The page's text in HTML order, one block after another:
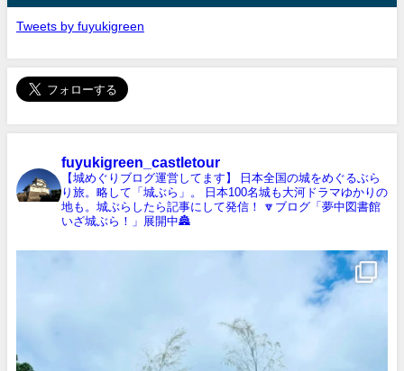
Tweets by fuyukigreen
fuyukigreen_castletour
【城めぐりブログ運営してます】
日本全国の城をめぐるぶら
り旅。略して「城ぶら」。
日本100名城も大河ドラマゆかりの
地も。城ぶらしたら記事にして発信！
🔽ブログ「夢中図書館
いざ城ぶら！」展開中🏯